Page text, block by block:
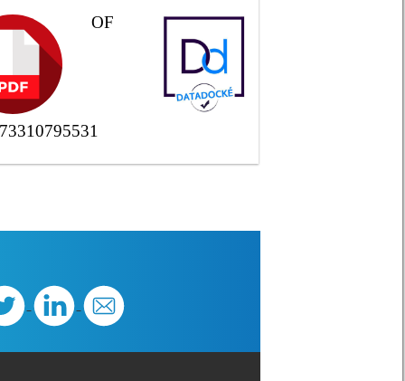
OF
73310795531